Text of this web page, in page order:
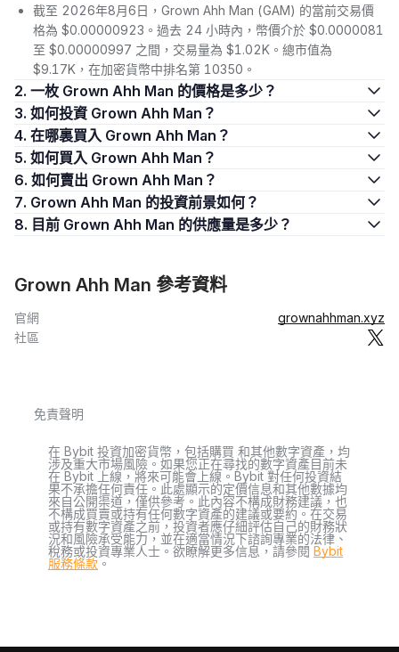
截至 2026年8月6日，Grown Ahh Man (GAM) 的當前交易價
格為 $0.00000923。過去 24 小時內，幣價介於 $0.0000081
至 $0.00000997 之間，交易量為 $1.02K。總市值為
$9.17K，在加密貨幣中排名第 10350。
2. 一枚 Grown Ahh Man 的價格是多少？
3. 如何投資 Grown Ahh Man？
4. 在哪裏買入 Grown Ahh Man？
5. 如何買入 Grown Ahh Man？
6. 如何賣出 Grown Ahh Man？
7. Grown Ahh Man 的投資前景如何？
8. 目前 Grown Ahh Man 的供應量是多少？
Grown Ahh Man 參考資料
官網
grownahhman.xyz
社區
免責聲明
在 Bybit 投資加密貨幣，包括購買 和其他數字資產，均
涉及重大市場風險。如果您正在尋找的數字資產目前未
在 Bybit 上線，將來可能會上線。Bybit 對任何投資結
果不承擔任何責任。此處顯示的定價信息和其他數據均
來自公開渠道，僅供參考。此內容不構成財務建議，也
不構成買賣或持有任何數字資產的建議或要約。在交易
或持有數字資產之前，投資者應仔細評估自己的財務狀
況和風險承受能力，並在適當情況下諮詢專業的法律、
稅務或投資專業人士。欲瞭解更多信息，請參閱 Bybit
服務條款 。